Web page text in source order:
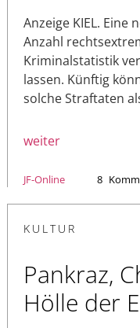
Anzeige KIEL. Eine
Anzahl
Kriminalstatistik
lassen. Künftig
solche Straftaten
weiter
JF-Online 8
KULTUR
Pankraz,
Hölle der